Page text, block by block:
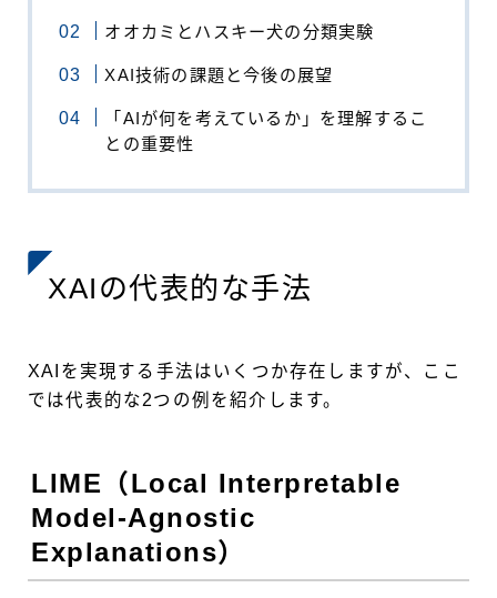
オオカミとハスキー犬の分類実験
XAI技術の課題と今後の展望
「AIが何を考えているか」を理解するこ
との重要性
XAIの代表的な手法
XAIを実現する手法はいくつか存在しますが、ここ
では代表的な2つの例を紹介します。
LIME（Local Interpretable
Model-Agnostic
Explanations）